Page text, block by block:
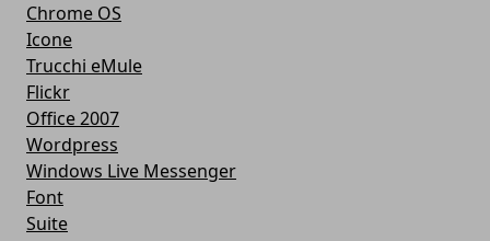
Chrome OS
Icone
Trucchi eMule
Flickr
Office 2007
Wordpress
Windows Live Messenger
Font
Suite